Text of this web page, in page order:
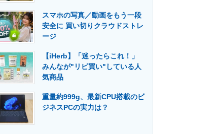
スマホの写真／動画をもう一段
安全に 買い切りクラウドストレ
ージ
【iHerb】「迷ったらこれ！」
みんなが"リピ買い"している人
気商品
重量約999g、最新CPU搭載のビ
ジネスPCの実力は？